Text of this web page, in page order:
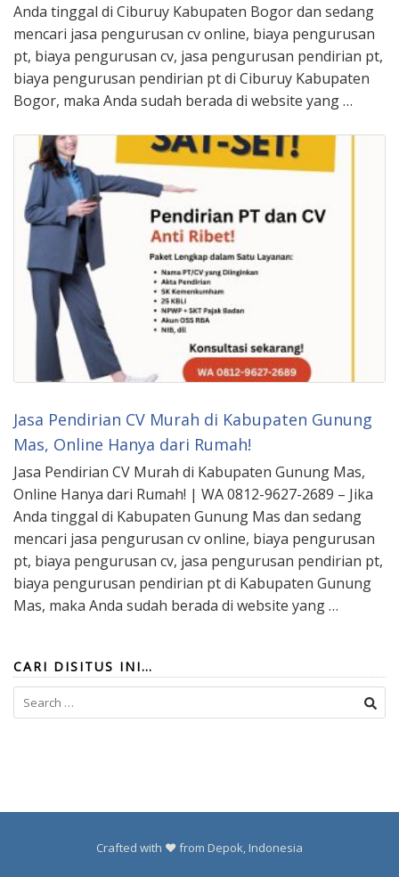
Anda tinggal di Ciburuy Kabupaten Bogor dan sedang
mencari jasa pengurusan cv online, biaya pengurusan
pt, biaya pengurusan cv, jasa pengurusan pendirian pt,
biaya pengurusan pendirian pt di Ciburuy Kabupaten
Bogor, maka Anda sudah berada di website yang …
Jasa Pendirian CV Murah di Kabupaten Gunung
Mas, Online Hanya dari Rumah!
Jasa Pendirian CV Murah di Kabupaten Gunung Mas,
Online Hanya dari Rumah! | WA 0812-9627-2689 – Jika
Anda tinggal di Kabupaten Gunung Mas dan sedang
mencari jasa pengurusan cv online, biaya pengurusan
pt, biaya pengurusan cv, jasa pengurusan pendirian pt,
biaya pengurusan pendirian pt di Kabupaten Gunung
Mas, maka Anda sudah berada di website yang …
CARI DISITUS INI…
Search
for:
Crafted with ❤️ from Depok, Indonesia